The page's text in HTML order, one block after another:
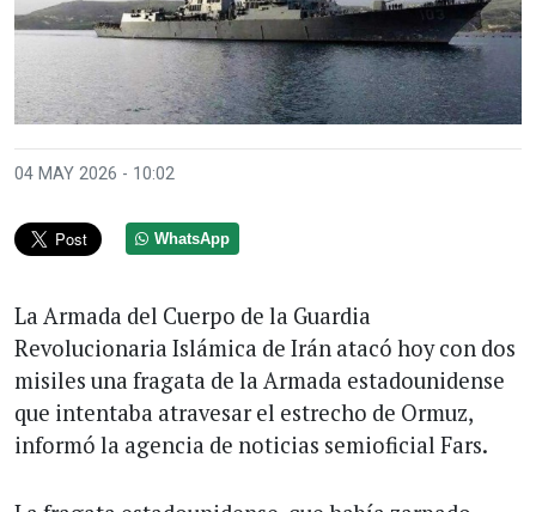
04 MAY 2026 - 10:02
WhatsApp
La Armada del Cuerpo de la Guardia
Revolucionaria Islámica de Irán atacó hoy con dos
misiles una fragata de la Armada estadounidense
que intentaba atravesar el estrecho de Ormuz,
informó la agencia de noticias semioficial Fars.